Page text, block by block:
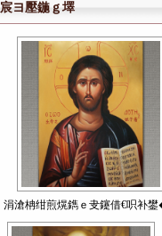
宸ヨ壓鍦ｇ墿
涓滄柟绀煎熀鐫ｅ叏鑳借€呮补